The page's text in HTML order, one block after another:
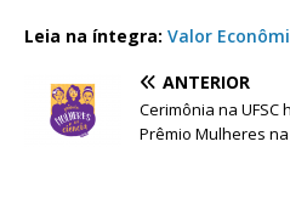
Leia na íntegra: Valor
ANTERIOR
Cerimônia na
Prêmio Mulheres